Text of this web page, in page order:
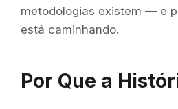
metodologias existem — e
está caminhando.
Por Que a